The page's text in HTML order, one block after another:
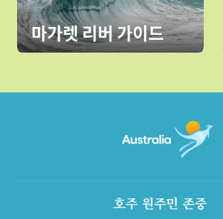
마가렛 리버 가이드
호주 원주민 존중